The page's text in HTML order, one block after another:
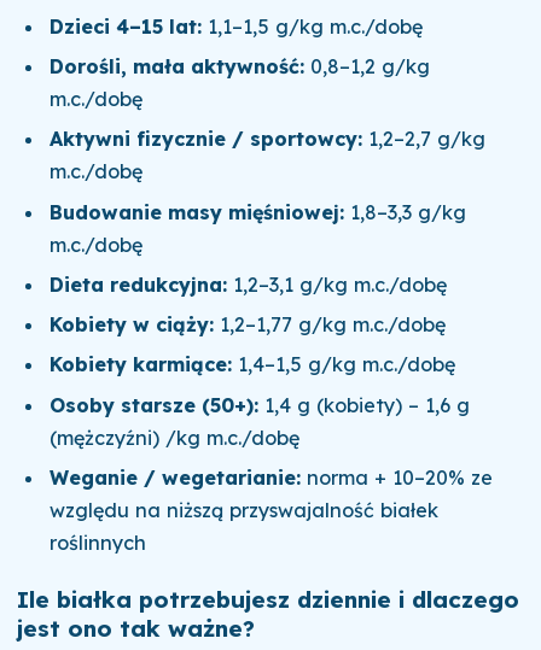
Dzieci 4–15 lat: 1,1–1,5 g/kg m.c./dobę
Dorośli, mała aktywność: 0,8–1,2 g/kg
m.c./dobę
Aktywni fizycznie / sportowcy: 1,2–2,7 g/kg
m.c./dobę
Budowanie masy mięśniowej: 1,8–3,3 g/kg
m.c./dobę
Dieta redukcyjna: 1,2–3,1 g/kg m.c./dobę
Kobiety w ciąży: 1,2–1,77 g/kg m.c./dobę
Kobiety karmiące: 1,4–1,5 g/kg m.c./dobę
Osoby starsze (50+): 1,4 g (kobiety) – 1,6 g
(mężczyźni) /kg m.c./dobę
Weganie / wegetarianie: norma + 10–20% ze
względu na niższą przyswajalność białek
roślinnych
Ile białka potrzebujesz dziennie i dlaczego
jest ono tak ważne?